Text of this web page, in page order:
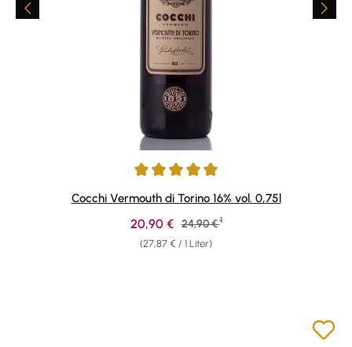
Durchschnittliche Bewertung von 4.94 von 5 Sternen
Cocchi Vermouth di Torino 16% vol. 0,75l
(27,87 € / 1 Liter)
Verkaufspreis:
20,90 € Regulärer Preis:
24,90 € 1